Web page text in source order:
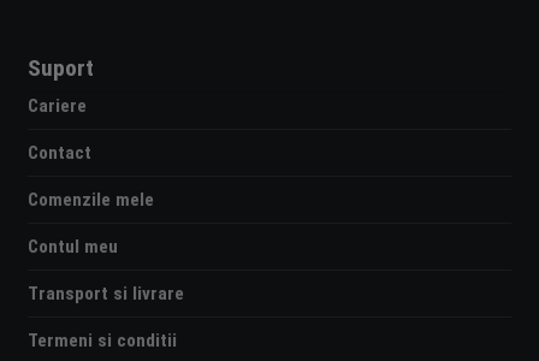
Suport
Cariere
Contact
Comenzile mele
Contul meu
Transport si livrare
Termeni si conditii